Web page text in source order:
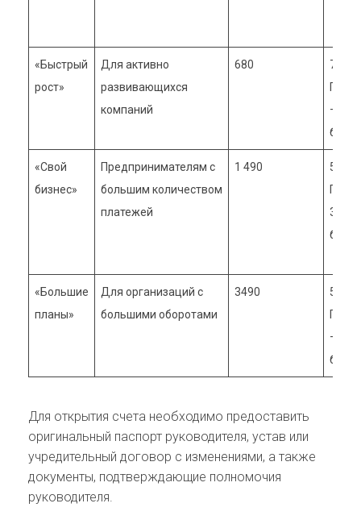
«Быстрый
рост»
Для активно
развивающихся
компаний
680
78 ₽
—
«Свой
бизнес»
Предпринимателям с
большим количеством
платежей
1 490
50 ₽
30 —
«Большие
планы»
Для организаций с
большими оборотами
3490
50 ₽
—
Для открытия счета необходимо предоставить
оригинальный паспорт руководителя, устав или
учредительный договор с изменениями, а также
документы, подтверждающие полномочия
руководителя.